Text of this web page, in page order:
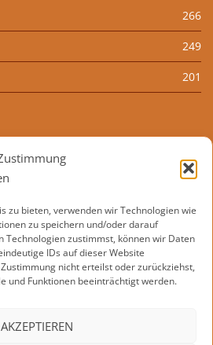
zu bieten, verwenden wir Technologien wie
zu speichern und/oder darauf
Technologien zustimmst, können wir Daten
IDs auf dieser Website
nicht erteilst oder zurückziehst,
und Funktionen beeinträchtigt werden.
AKZEPTIEREN
266
249
201